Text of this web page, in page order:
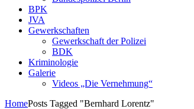
BPK
JVA
Gewerkschaften
Gewerkschaft der Polizei
BDK
Kriminologie
Galerie
Videos „Die Vernehmung“
HomePosts Tagged "Bernhard Lorentz"